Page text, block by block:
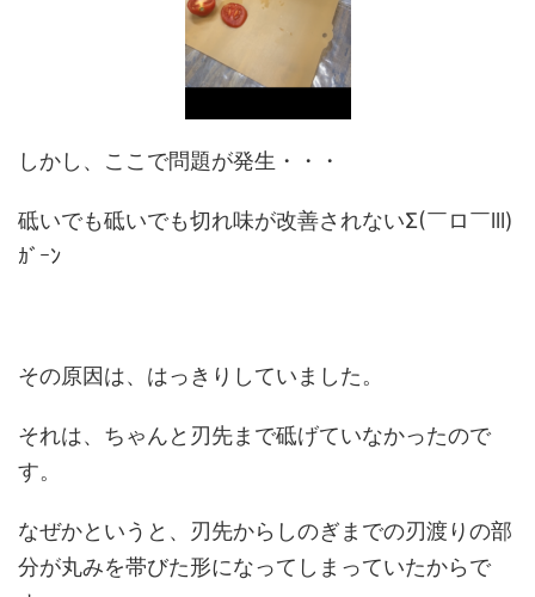
しかし、ここで問題が発生・・・
砥いでも砥いでも切れ味が改善されないΣ(￣ロ￣lll)
ｶﾞｰﾝ
その原因は、はっきりしていました。
それは、ちゃんと刃先まで砥げていなかったので
す。
なぜかというと、刃先からしのぎまでの刃渡りの部
分が丸みを帯びた形になってしまっていたからで